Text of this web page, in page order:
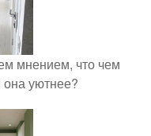
мнением, что чем
она уютнее?